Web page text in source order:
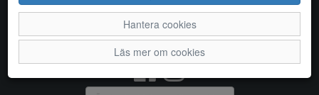
Hantera cookies
Läs mer om cookies
Storgatan 14, 590 38 KISA, Telefon:
| Om oss Kontakta oss